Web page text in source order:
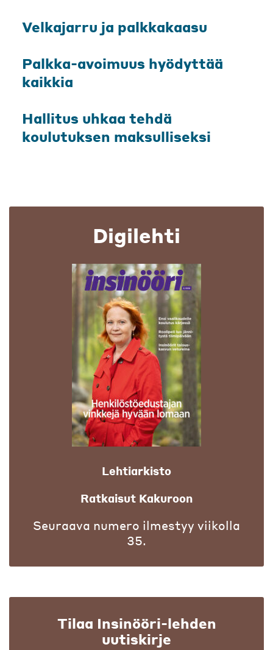
Velkajarru ja palkkakaasu
Palkka-avoimuus hyödyttää
kaikkia
Hallitus uhkaa tehdä
koulutuksen maksulliseksi
Digilehti
Lehtiarkisto
Ratkaisut Kakuroon
Seuraava numero ilmestyy viikolla
35.
Tilaa Insinööri-lehden
uutiskirje